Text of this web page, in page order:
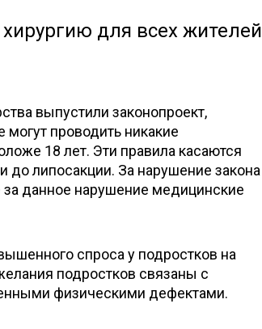
для всех жителей
выпустили законопроект,
проводить никакие
18 лет. Эти правила касаются
до липосакции. За нарушение закона
данное нарушение медицинские
спроса у подростков на
подростков связаны с
физическими дефектами.